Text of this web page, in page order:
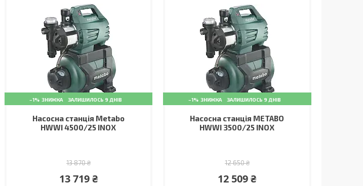
–1% ЗАЛИШИЛОСЬ 9 ДНІВ
Насосна станція Metabo
HWWI 4500/25 INOX
13 870 ₴
13 719 ₴
–1% ЗАЛИШИЛОСЬ 9 ДНІВ
Насосна станція METABO
HWWI 3500/25 INOX
12 650 ₴
12 509 ₴